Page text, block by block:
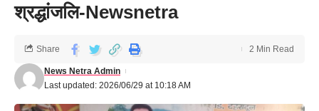
श्रद्धांजलि-Newsnetra
Last updated: 2026/06/29 at 10:18 AM
News Netra Admin
Share 2 Min Read